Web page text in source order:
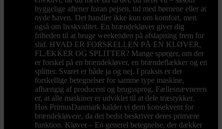
hyggelige aftener foran pejsen, tid med børnene eller at
nyde haven. Det handler ikke kun om komfort, men
også om livskvalitet. En brændekløver giver dig
friheden til at bruge weekenden på afslapning frem for
slid. HVAD ER FORSKELLEN PÅ EN KLØVER,
FLÆKKER OG SPLITTER? Mange spørger, om der
er forskel på en brændekløver, en brændeflækker og en
splitter. Svaret er både ja og nej. I praksis er det
forskellige betegnelser for samme type maskine,
afhængig af producent og brugssprog. Fællesnævneren
er, at alle maskiner er udviklet til at dele træstykker.
Hos PrimusDanmark kalder vi dem konsekvent for
brændekløvere, da det bedst beskriver deres primære
funktion. Kløver – En generel betegnelse, der dækker